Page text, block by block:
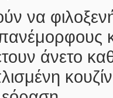
να
άνετο